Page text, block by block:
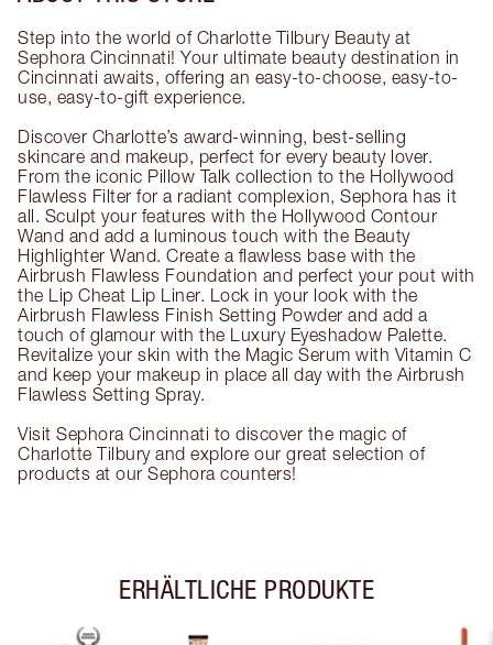
Step into the world of Charlotte Tilbury Beauty at
Sephora Cincinnati! Your ultimate beauty destination in
Cincinnati awaits, offering an easy-to-choose, easy-to-
use, easy-to-gift experience.
Discover Charlotte’s award-winning, best-selling
skincare and makeup, perfect for every beauty lover.
From the iconic Pillow Talk collection to the Hollywood
Flawless Filter for a radiant complexion, Sephora has it
all. Sculpt your features with the Hollywood Contour
Wand and add a luminous touch with the Beauty
Highlighter Wand. Create a flawless base with the
Airbrush Flawless Foundation and perfect your pout with
the Lip Cheat Lip Liner. Lock in your look with the
Airbrush Flawless Finish Setting Powder and add a
touch of glamour with the Luxury Eyeshadow Palette.
Revitalize your skin with the Magic Serum with Vitamin C
and keep your makeup in place all day with the Airbrush
Flawless Setting Spray.
Visit Sephora Cincinnati to discover the magic of
Charlotte Tilbury and explore our great selection of
products at our Sephora counters!
ERHÄLTLICHE PRODUKTE